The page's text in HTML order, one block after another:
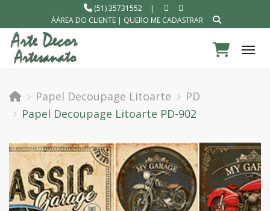
(51) 35731552
|
ÁÁREA DO CLIENTE| QUERO ME CADASTRAR
Papel Decoupage Litoarte
PD
Papel Decoupage Litoarte PD-902